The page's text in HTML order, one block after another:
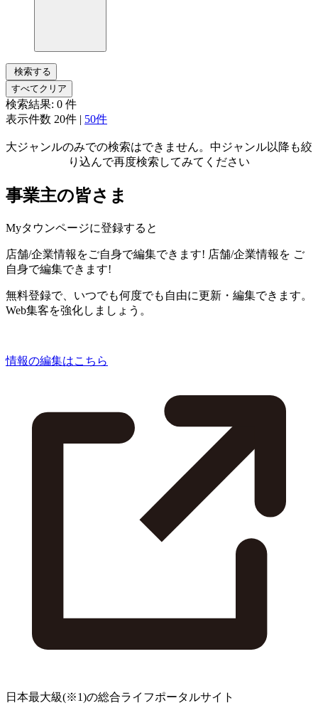
検索する
すべてクリア
検索結果: 0 件
表示件数 20件 | 50件
大ジャンルのみでの検索はできません。中ジャンル以降も絞
り込んで再度検索してみてください
事業主の皆さま
Myタウンページに登録すると
店舗/企業情報をご自身で編集できます! 店舗/企業情報を ご
自身で編集できます!
無料登録で、いつでも何度でも自由に更新・編集できます。
Web集客を強化しましょう。
情報の編集はこちら
日本最大級(※1)の総合ライフポータルサイト